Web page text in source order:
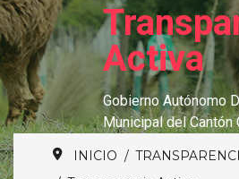
Activa
Gobierno Autónomo
Municipal del Cantón
INICIO